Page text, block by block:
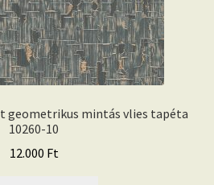
geometrikus mintás vlies tapéta
10260-10
12.000 Ft